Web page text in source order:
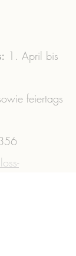
1. April bis
feiertags